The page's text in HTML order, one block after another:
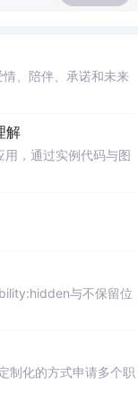
、陪伴、承诺和未来
解
，通过实例代码与图
与不保留位
制化的方式申请多个职